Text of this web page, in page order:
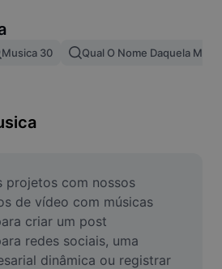
Musica 30 Qual O Nome Daquela
projetos com nossos
de vídeo com músicas
criar um post
redes sociais, uma
dinâmica ou registrar